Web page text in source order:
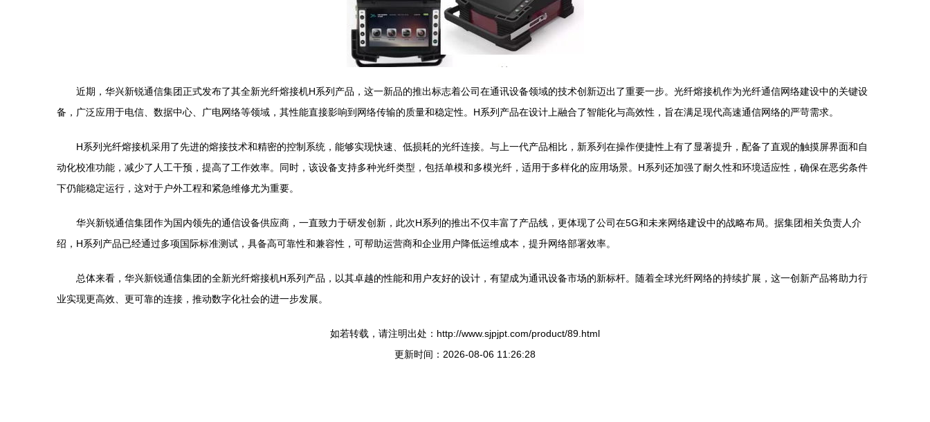
近期，华兴新锐通信集团正式发布了其全新光纤熔接机H系列产品，这一新品的推出标志着公司在通讯设备领域的技术创新迈出了重要一步。光纤熔接机作为光纤通信网络建设中的关键设
备，广泛应用于电信、数据中心、广电网络等领域，其性能直接影响到网络传输的质量和稳定性。H系列产品在设计上融合了智能化与高效性，旨在满足现代高速通信网络的严苛需求。
H系列光纤熔接机采用了先进的熔接技术和精密的控制系统，能够实现快速、低损耗的光纤连接。与上一代产品相比，新系列在操作便捷性上有了显著提升，配备了直观的触摸屏界面和自
动化校准功能，减少了人工干预，提高了工作效率。同时，该设备支持多种光纤类型，包括单模和多模光纤，适用于多样化的应用场景。H系列还加强了耐久性和环境适应性，确保在恶劣条件
下仍能稳定运行，这对于户外工程和紧急维修尤为重要。
华兴新锐通信集团作为国内领先的通信设备供应商，一直致力于研发创新，此次H系列的推出不仅丰富了产品线，更体现了公司在5G和未来网络建设中的战略布局。据集团相关负责人介
绍，H系列产品已经通过多项国际标准测试，具备高可靠性和兼容性，可帮助运营商和企业用户降低运维成本，提升网络部署效率。
总体来看，华兴新锐通信集团的全新光纤熔接机H系列产品，以其卓越的性能和用户友好的设计，有望成为通讯设备市场的新标杆。随着全球光纤网络的持续扩展，这一创新产品将助力行
业实现更高效、更可靠的连接，推动数字化社会的进一步发展。
如若转载，请注明出处：http://www.sjpjpt.com/product/89.html
更新时间：2026-08-06 11:26:28